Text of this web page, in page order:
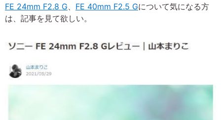
FE 24mm F2.8 G
FE 40mm F2.5 Gについて気になる方
は、記事を見て欲しい。